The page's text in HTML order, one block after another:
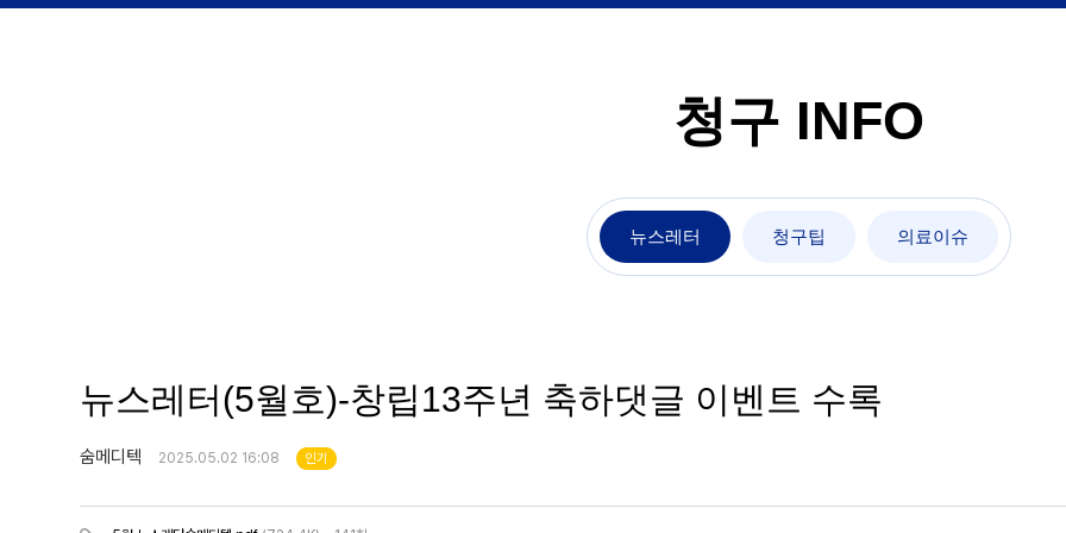
청구 INFO
뉴스레터 청구팁 의료이슈
뉴스레터(5월호)-창립13주년 축하댓글 이벤트 수록
숨메디텍 2025.05.02 16:08 인기